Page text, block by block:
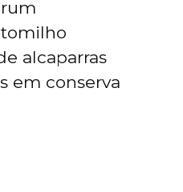
tomilho
alcaparras
em conserva